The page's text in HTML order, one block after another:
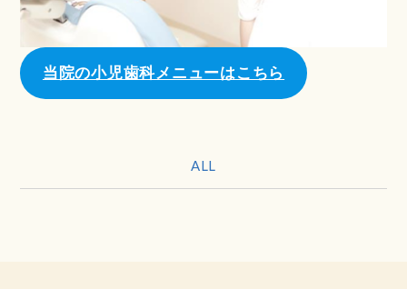
当院の小児歯科メニューはこちら
ALL